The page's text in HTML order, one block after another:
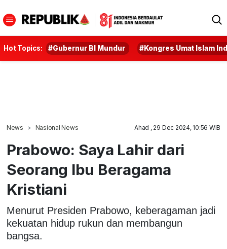
Hot Topics: #Gubernur BI Mundur #Kongres Umat Islam
News Nasional News Ahad , 29 Dec 2024, 10:56 WIB
Prabowo: Saya Lahir dari
Seorang Ibu Beragama
Kristiani
Menurut Presiden Prabowo, keberagaman jadi
kekuatan hidup rukun dan membangun
bangsa.